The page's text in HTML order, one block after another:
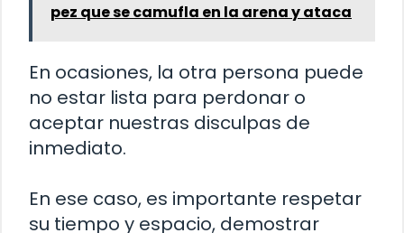
pez que se camufla en la arena y ataca
En ocasiones, la otra persona puede
no estar lista para perdonar o
aceptar nuestras disculpas de
inmediato.
En ese caso, es importante respetar
su tiempo y espacio, demostrar